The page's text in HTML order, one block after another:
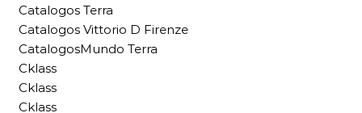
Catalogos Terra
Catalogos Vittorio D Firenze
CatalogosMundo Terra
Cklass
Cklass
Cklass